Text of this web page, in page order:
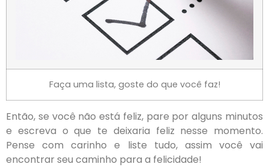
Faça uma lista, goste do que você faz!
Então, se você não está feliz, pare por alguns minutos
e escreva o que te deixaria feliz nesse momento.
Pense com carinho e liste tudo, assim você vai
encontrar seu caminho para a felicidade!